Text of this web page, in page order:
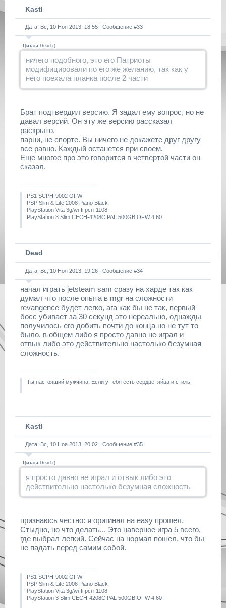
Kastl
Дата: Вс, 10 Ноя 2013, 18:55 | Сообщение #33
Цитата Dead ()
ничего подобного, это его Патриоты
модифицировали по его же желанию, так как у
него поехала планка после 2 части
Брат подтвердил версию. Я задал ему вопрос, но не
давал версий. Он эту же версию рассказал
раскрыто.
парни, не спорте. Вы ничего не докажете друг другу
все равно. Каждый останется при своем.
Еще многое про это говорится в четвертой части он
сказал.
PS1 SCPH-9002 OFW
PSP Slim & Lite 2008 Piano Black
PlayStation Vita 3g/wi-fi рсн-1108
PlayStation 3 Slim CECH-4208C PAL 500GB OFW 4.60
Dead
Дата: Вс, 10 Ноя 2013, 19:26 | Сообщение #34
начал играть jetsteam sam сразу на харде так как
думал что после опыта в mgr на сложности
revangence будет легко, ага как бы не так, первый
босс убивает за 30 секунд это нереально, однажды
получилось его добить почти до конца но не тут то
было. в общем либо я просто давно не играл и
отвык либо это действительно настолько безумная
сложность.
Ты настоящий мужчина. Если у тебя есть сердце, яйца и стиль.
Kastl
Дата: Вс, 10 Ноя 2013, 20:02 | Сообщение #35
Цитата Dead ()
я просто давно не играл и отвык либо это
действительно настолько безумная сложность
признаюсь честно: я оригинал на easy прошел.
Стыдно, но что делать... Это наверное игра 5 всего,
где выбрал легкий. Сейчас на нормал пошел, что бы
не падать перед самим собой.
PS1 SCPH-9002 OFW
PSP Slim & Lite 2008 Piano Black
PlayStation Vita 3g/wi-fi рсн-1108
PlayStation 3 Slim CECH-4208C PAL 500GB OFW 4.60